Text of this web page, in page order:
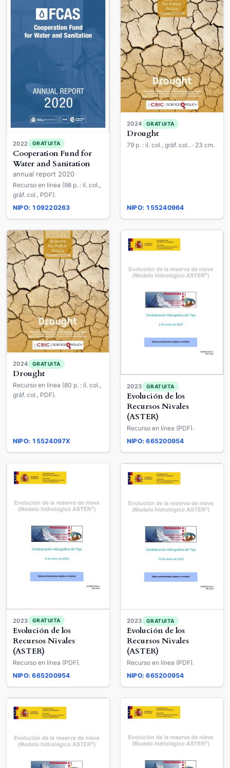
2022 GRATUITA
Cooperation Fund for
Water and Sanitation
annual report 2020
Recurso en línea (98 p. : il. col.,
gráf. col., PDF).
NIPO: 109220263
2024 GRATUITA
Drought
79 p. : il. col., gráf. col.. · 23 cm.
NIPO: 155240964
2024 GRATUITA
Drought
Recurso en línea (80 p. : il. col.,
gráf. col., PDF).
NIPO: 15524097X
2023 GRATUITA
Evolución de los
Recursos Nivales
(ASTER)
Recurso en línea (PDF).
NIPO: 665200954
2023 GRATUITA
Evolución de los
Recursos Nivales
(ASTER)
Recurso en línea (PDF).
NIPO: 665200954
2023 GRATUITA
Evolución de los
Recursos Nivales
(ASTER)
Recurso en línea (PDF).
NIPO: 665200954